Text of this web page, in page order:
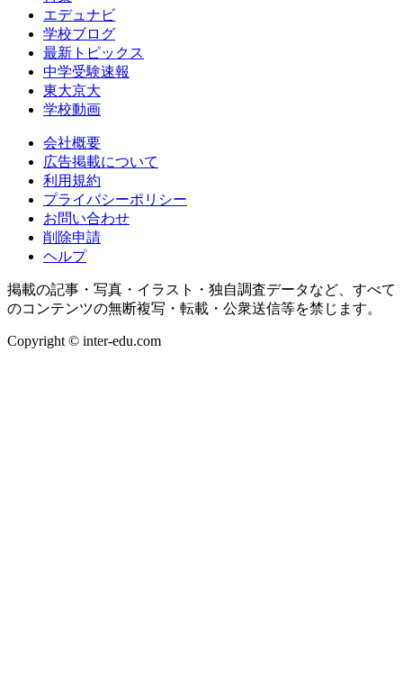
エデュナビ
学校ブログ
最新トピックス
中学受験速報
東大京大
学校動画
会社概要
広告掲載について
利用規約
プライバシーポリシー
お問い合わせ
削除申請
ヘルプ
掲載の記事・写真・イラスト・独自調査データなど、すべて
のコンテンツの無断複写・転載・公衆送信等を禁じます。
Copyright © inter-edu.com